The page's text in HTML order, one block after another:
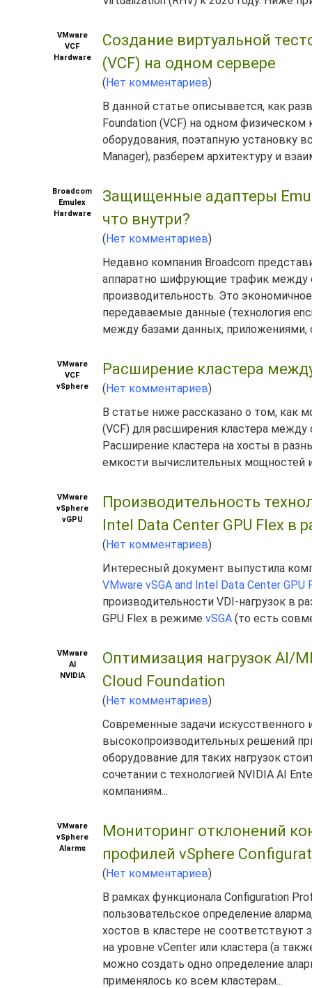
VMware
VCF
Hardware
Создание виртуальной
(VCF) на одном сервере
(Нет комментариев)
В данной статье описывается, как
Foundation (VCF) на одном
оборудования, поэтапную установку
Manager), разберем архитектуру и
Broadcom
Emulex
Hardware
Защищенные адаптеры
что внутри?
(Нет комментариев)
Недавно компания Broadcom
аппаратно шифрующие трафик между
производительность. Это
передаваемые данные (технология
между базами данных, приложениями,
VMware
VCF
vSphere
Расширение кластера
(Нет комментариев)
В статье ниже рассказано о том, как
(VCF) для расширения кластера
Расширение кластера на хосты в
емкости вычислительных мощностей
VMware
vSphere
vGPU
Производительность
Intel Data Center GPU Flex в
(Нет комментариев)
Интересный документ выпустила
VMware vSGA and Intel Data Center GPU
производительности VDI-нагрузок в
GPU Flex в режиме vSGA (то есть
VMware
AI
NVIDIA
Оптимизация нагрузок AI/
Cloud Foundation
(Нет комментариев)
Современные задачи искусственного
высокопроизводительных решений
оборудование для таких нагрузок
сочетании с технологией NVIDIA AI
компаниям...
VMware
vSphere
Alarms
Мониторинг отклонений
профилей vSphere
(Нет комментариев)
В рамках функционала Configuration
пользовательское определение
хостов в кластере не соответствуют
на уровне vCenter или кластера (а
можно создать одно определение
применялось ко всем кластерам...